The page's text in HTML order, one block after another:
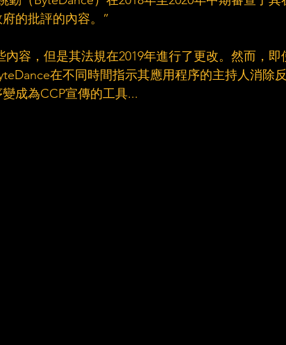
的批評的內容。”
容，但是其法規在2019年進行了更改。然而，即
在不同時間指示其應用程序的主持人消除
成為CCP宣傳的工具...